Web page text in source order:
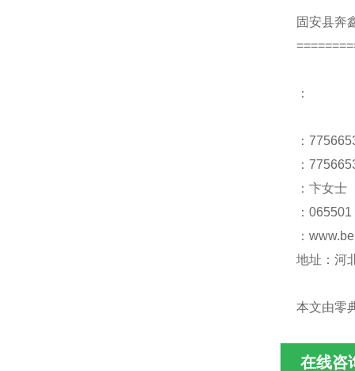
固安县奔
：
：
：
：卞女士
：065501
：
地址：河
本文由零
在线咨